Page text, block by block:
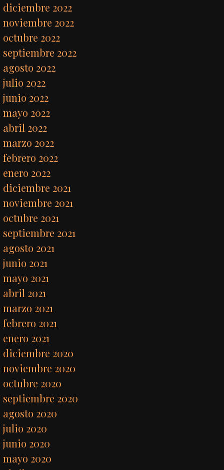
diciembre 2022
noviembre 2022
octubre 2022
septiembre 2022
agosto 2022
julio 2022
junio 2022
mayo 2022
abril 2022
marzo 2022
febrero 2022
enero 2022
diciembre 2021
noviembre 2021
octubre 2021
septiembre 2021
agosto 2021
junio 2021
mayo 2021
abril 2021
marzo 2021
febrero 2021
enero 2021
diciembre 2020
noviembre 2020
octubre 2020
septiembre 2020
agosto 2020
julio 2020
junio 2020
mayo 2020